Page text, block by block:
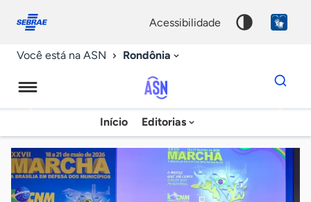
conosco
acessibilidade
Você está na ASN Rondônia
Agência
Sebrae
de
Notícias
Início Editorias
Dados
para
chave